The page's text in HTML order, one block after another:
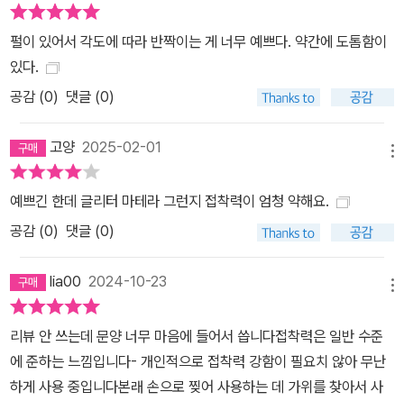
펄이 있어서 각도에 따라 반짝이는 게 너무 예쁘다. 약간에 도톰함이
있다.
공감 (0) 댓글 (0)
고양 2025-02-01
예쁘긴 한데 글리터 마테라 그런지 접착력이 엄청 약해요.
공감 (0) 댓글 (0)
lia00 2024-10-23
리뷰 안 쓰는데 문양 너무 마음에 들어서 씁니다접착력은 일반 수준
에 준하는 느낌입니다- 개인적으로 접착력 강함이 필요치 않아 무난
하게 사용 중입니다본래 손으로 찢어 사용하는 데 가위를 찾아서 사